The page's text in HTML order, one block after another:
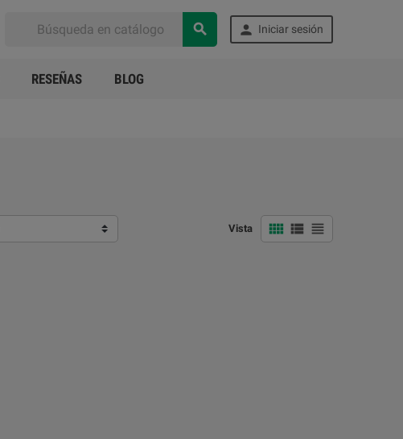
  Iniciar sesión
RESEÑAS BLOG
Vista   